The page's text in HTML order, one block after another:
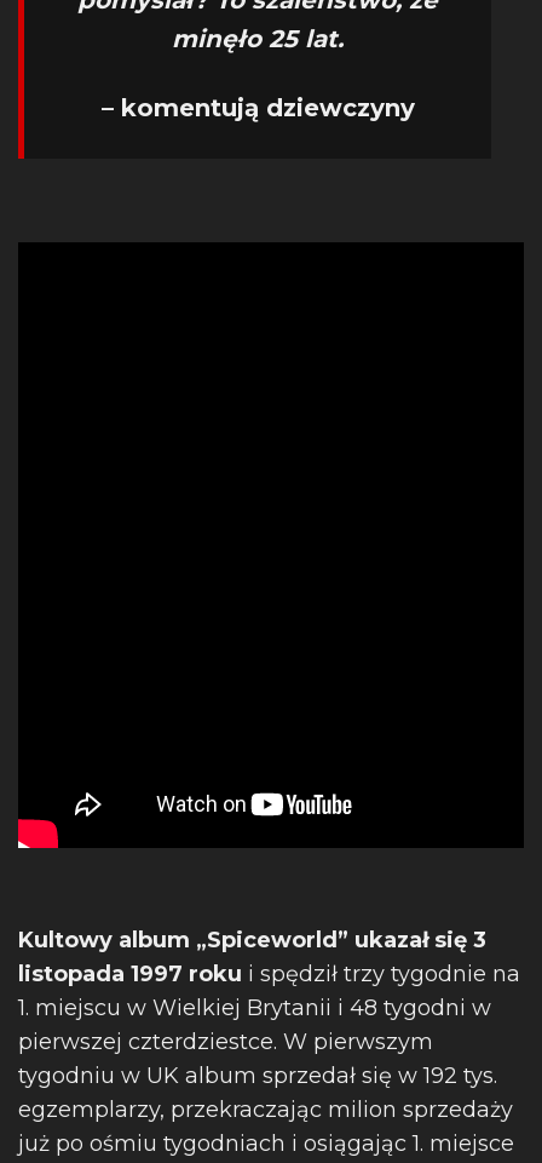
minęło 25 lat.
– komentują dziewczyny
Kultowy album „Spiceworld” ukazał się 3
listopada 1997 roku i spędził trzy tygodnie na
1. miejscu w Wielkiej Brytanii i 48 tygodni w
pierwszej czterdziestce. W pierwszym
tygodniu w UK album sprzedał się w 192 tys.
egzemplarzy, przekraczając milion sprzedaży
już po ośmiu tygodniach i osiągając 1. miejsce